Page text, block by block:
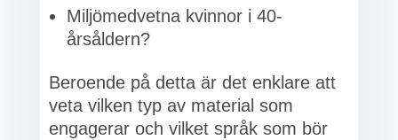
Miljömedvetna kvinnor i 40-
årsåldern?
Beroende på detta är det enklare att
veta vilken typ av material som
engagerar och vilket språk som bör